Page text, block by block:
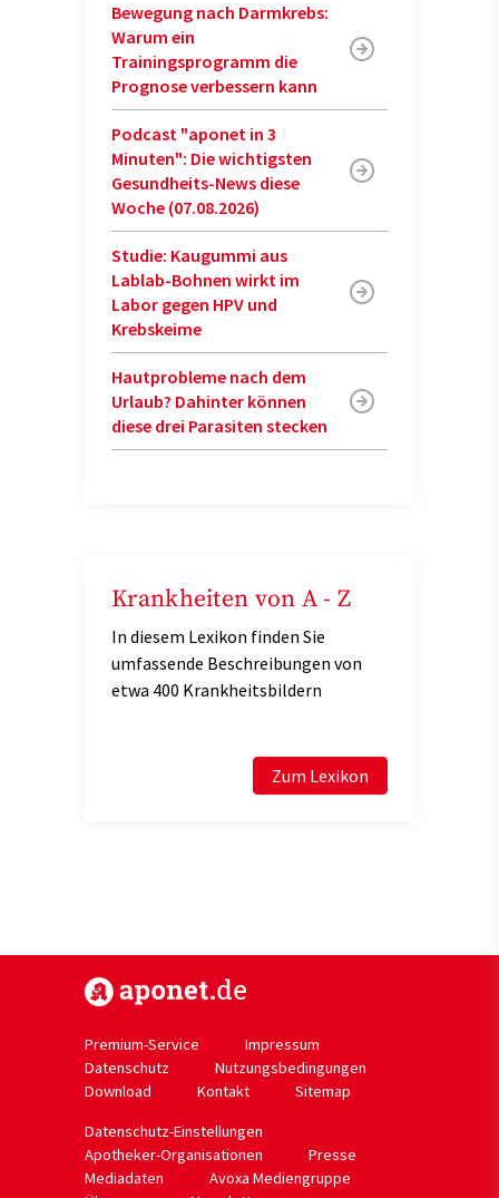
Bewegung nach Darmkrebs:
Warum ein
Trainingsprogramm die
Prognose verbessern kann
Podcast "aponet in 3
Minuten": Die wichtigsten
Gesundheits-News diese
Woche (07.08.2026)
Studie: Kaugummi aus
Lablab-Bohnen wirkt im
Labor gegen HPV und
Krebskeime
Hautprobleme nach dem
Urlaub? Dahinter können
diese drei Parasiten stecken
Krankheiten von A - Z
In diesem Lexikon finden Sie
umfassende Beschreibungen von
etwa 400 Krankheitsbildern
Zum Lexikon
Premium-Service
Impressum
Datenschutz
Nutzungsbedingungen
Download
Kontakt
Sitemap
Datenschutz-Einstellungen
Apotheker-Organisationen
Presse
Mediadaten
Avoxa Mediengruppe